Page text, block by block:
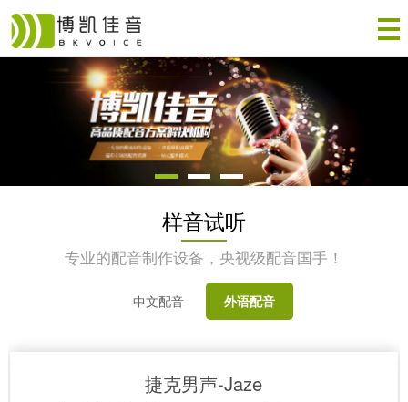
样音试听
专业的配音制作设备，央视级配音国手！
中文配音 外语配音
捷克男声-Jaze